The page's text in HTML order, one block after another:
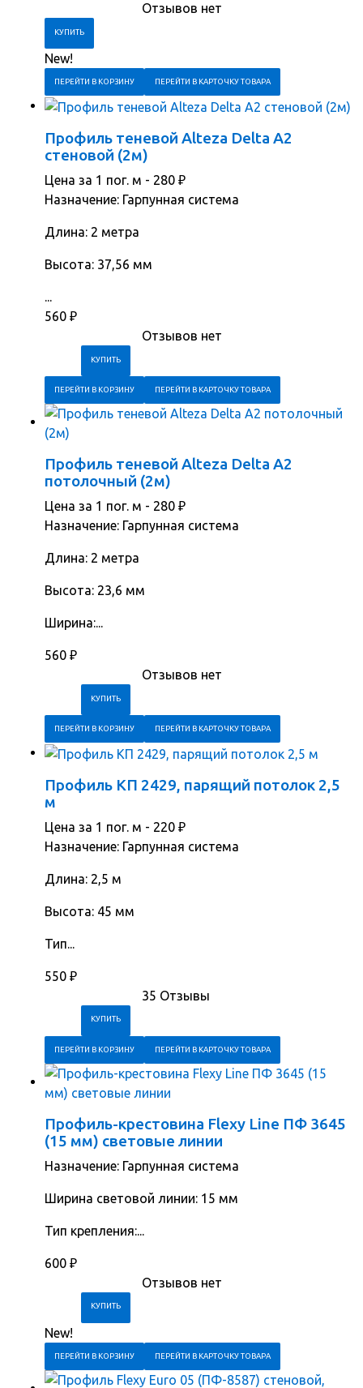
Отзывов нет
New!
ПЕРЕЙТИ В КОРЗИНУ ПЕРЕЙТИ В КАРТОЧКУ ТОВАРА
Профиль теневой Alteza Delta А2
стеновой (2м)
Цена за 1 пог. м - 280 ₽
Назначение: Гарпунная система
Длина: 2 метра
Высота: 37,56 мм
...
560 ₽
Отзывов нет
ПЕРЕЙТИ В КОРЗИНУ ПЕРЕЙТИ В КАРТОЧКУ ТОВАРА
Профиль теневой Alteza Delta А2
потолочный (2м)
Цена за 1 пог. м - 280 ₽
Назначение: Гарпунная система
Длина: 2 метра
Высота: 23,6 мм
Ширина:...
560 ₽
Отзывов нет
ПЕРЕЙТИ В КОРЗИНУ ПЕРЕЙТИ В КАРТОЧКУ ТОВАРА
Профиль КП 2429, парящий потолок 2,5
м
Цена за 1 пог. м - 220 ₽
Назначение: Гарпунная система
Длина: 2,5 м
Высота: 45 мм
Тип...
550 ₽
35 Отзывы
ПЕРЕЙТИ В КОРЗИНУ ПЕРЕЙТИ В КАРТОЧКУ ТОВАРА
Профиль-крестовина Flexy Line ПФ 3645
(15 мм) световые линии
Назначение: Гарпунная система
Ширина световой линии: 15 мм
Тип крепления:...
600 ₽
Отзывов нет
New!
ПЕРЕЙТИ В КОРЗИНУ ПЕРЕЙТИ В КАРТОЧКУ ТОВАРА